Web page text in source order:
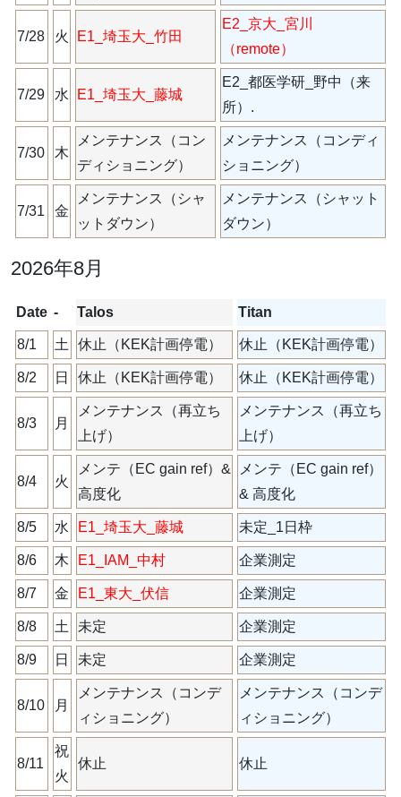
7/28 火 E1_埼玉大_竹田
E2_京大_宮川
（remote）
7/29 水 E1_埼玉大_藤城
E2_都医学研_野中（来
所）.
7/30 木
メンテナンス（コン
ディショニング）
メンテナンス（コンディ
ショニング）
7/31 金
メンテナンス（シャ
ットダウン）
メンテナンス（シャット
ダウン）
2026年8月
Date - Talos Titan
8/1 土 休止（KEK計画停電） 休止（KEK計画停電）
8/2 日 休止（KEK計画停電） 休止（KEK計画停電）
8/3 月
メンテナンス（再立ち
上げ）
メンテナンス（再立ち
上げ）
8/4 火
メンテ（EC gain ref）&
高度化
メンテ（EC gain ref）
& 高度化
8/5 水 E1_埼玉大_藤城 未定_1日枠
8/6 木 E1_IAM_中村 企業測定
8/7 金 E1_東大_伏信 企業測定
8/8 土 未定 企業測定
8/9 日 未定 企業測定
8/10 月
メンテナンス（コンデ
ィショニング）
メンテナンス（コンデ
ィショニング）
8/11
祝
火
休止 休止